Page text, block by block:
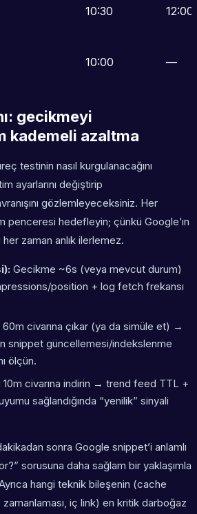
10:30 12:00
10:00 —
gecikmeyi
azaltma
testinin nasıl kurgulanacağını
ayarlarını değiştirip
gözlemleyeceksiniz. Her
penceresi hedefleyin; çünkü Google’ın
zaman anlık ilerlemez.
Gecikme ~6s (veya mevcut durum)
position + log fetch frekansı
civarına çıkar (ya da simüle et) →
snippet güncellemesi/indekslenme
ölçün.
civarına indirin → trend feed TTL +
sağlandığında “yenilik” sinyali
sonra Google snippet’i anlamlı
sorusuna daha sağlam bir yaklaşımla
Ayrıca hangi teknik bileşenin (cache
iç link) en kritik darboğaz